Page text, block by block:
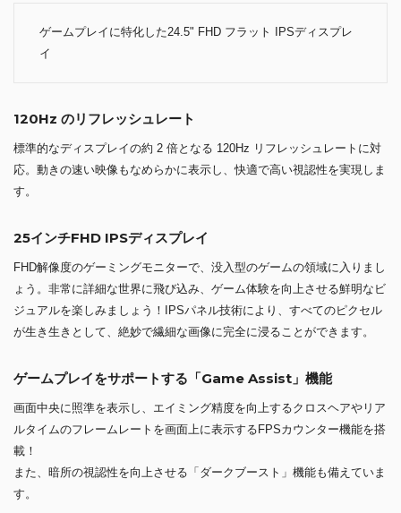
ゲームプレイに特化した24.5" FHD フラット IPSディスプレ
イ
120Hz のリフレッシュレート
標準的なディスプレイの約 2 倍となる 120Hz リフレッシュレートに対
応。動きの速い映像もなめらかに表示し、快適で高い視認性を実現しま
す。
25インチFHD IPSディスプレイ
FHD解像度のゲーミングモニターで、没入型のゲームの領域に入りまし
ょう。非常に詳細な世界に飛び込み、ゲーム体験を向上させる鮮明なビ
ジュアルを楽しみましょう！IPSパネル技術により、すべてのピクセル
が生き生きとして、絶妙で繊細な画像に完全に浸ることができます。
ゲームプレイをサポートする「Game Assist」機能
画面中央に照準を表示し、エイミング精度を向上するクロスヘアやリア
ルタイムのフレームレートを画面上に表示するFPSカウンター機能を搭
載！
また、暗所の視認性を向上させる「ダークブースト」機能も備えていま
す。